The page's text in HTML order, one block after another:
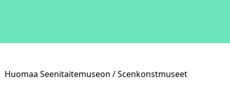
Huomaa Seenitaitemuseon / Scenkonstmuseet